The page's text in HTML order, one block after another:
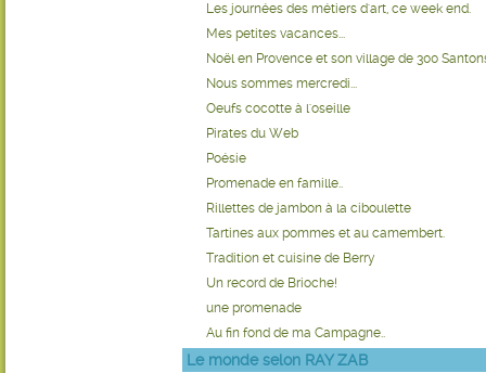
Les journées des métiers d'art, ce week end.
Mes petites vacances...
Noël en Provence et son village de 300
Nous sommes mercredi...
Oeufs cocotte à l'oseille
Pirates du Web
Poésie
Promenade en famille..
Rillettes de jambon à la ciboulette
Tartines aux pommes et au camembert.
Tradition et cuisine de Berry
Un record de Brioche!
une promenade
Au fin fond de ma Campagne..
Le monde selon RAY ZAB